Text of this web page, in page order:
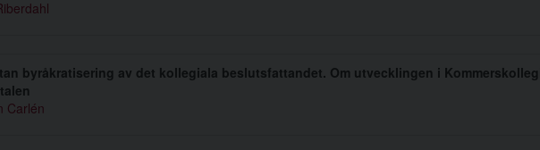
byråkratisering av det kollegiala beslutsfattandet. Om utvecklingen i
Carlén